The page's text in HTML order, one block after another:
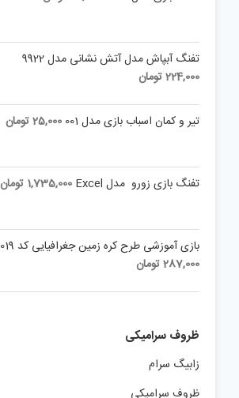
تفنگ آبپاش مدل آتش نشانی مدل 9922
224,000تومان
تیر و کمان اسباب بازی مدل 001 25,000تومان
تفنگ بازی زورو مدل Excel 1,735,000 تومان
بازی آموزشی طرح کره زمین جغرافیایی کد 2019
287,000تومان
ظروف سرامیکی
زابیگ سرام